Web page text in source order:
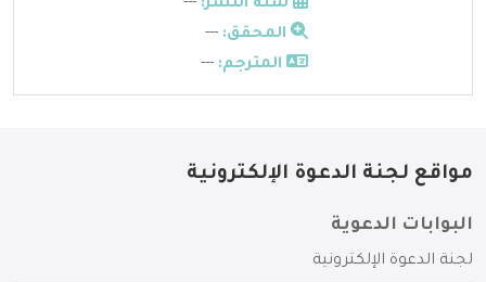
سنة النشر: ---
المحقق: ---
المترجم: ---
مواقع لجنة الدعوة الإلكترونية
البوابات الدعوية
لجنة الدعوة الإلكترونية